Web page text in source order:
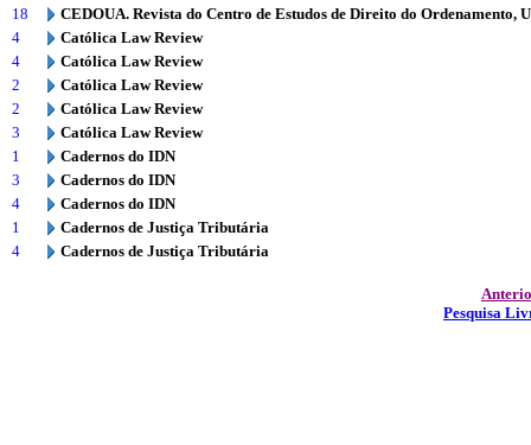
18
CEDOUA. Revista do Centro de Estudos de Direito do Ordenamento,
4
Católica Law Review
4
Católica Law Review
2
Católica Law Review
2
Católica Law Review
3
Católica Law Review
1
Cadernos do IDN
3
Cadernos do IDN
4
Cadernos do IDN
1
Cadernos de Justiça Tributária
4
Cadernos de Justiça Tributária
Pesquisa